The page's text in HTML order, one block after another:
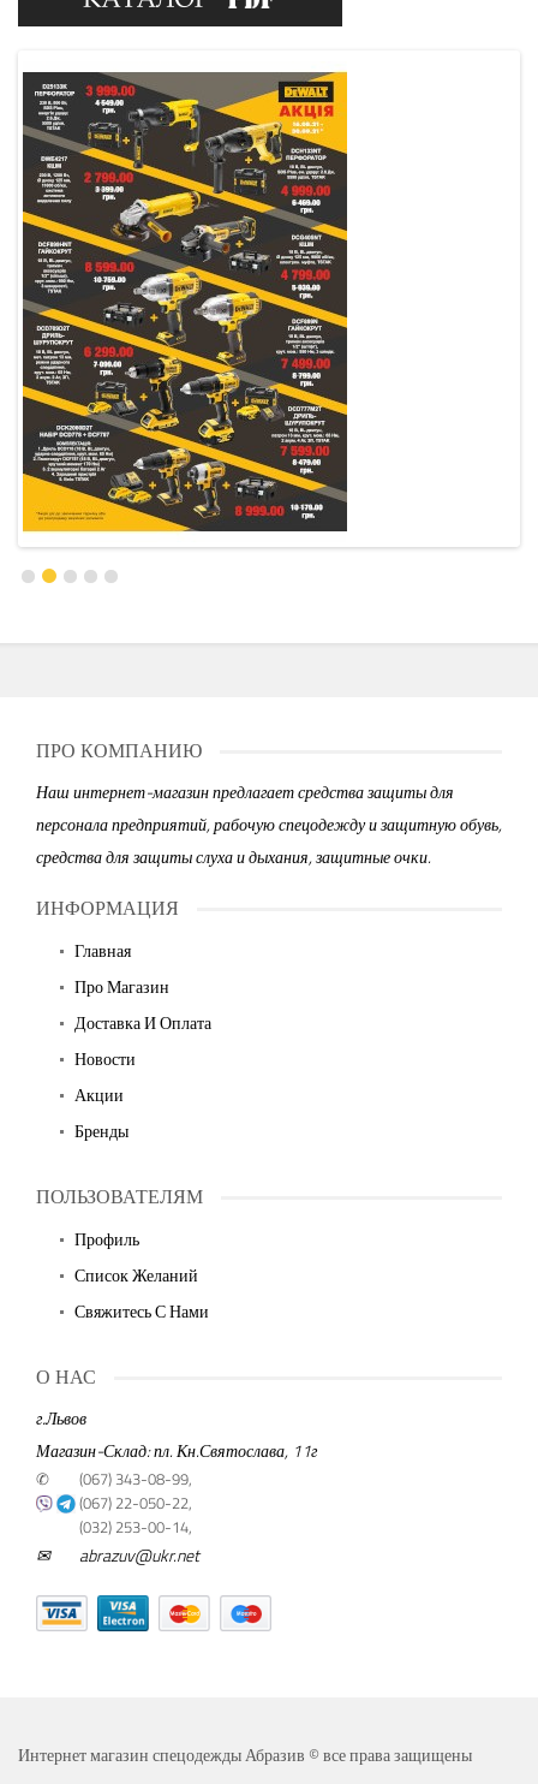
ПРО КОМПАНИЮ
Наш интернет-магазин предлагает средства защиты для
персонала предприятий, рабочую спецодежду и защитную обувь,
средства для защиты слуха и дыхания, защитные очки.
ИНФОРМАЦИЯ
Главная
Про Магазин
Доставка И Оплата
Новости
Акции
Бренды
ПОЛЬЗОВАТЕЛЯМ
Профиль
Список Желаний
Свяжитесь С Нами
О НАС
г.Львов
Магазин-Склад: пл. Кн.Святослава, 11г
✆
(067) 343-08-99,
(067) 22-050-22,
(032) 253-00-14,
✉ abrazuv@ukr.net
Интернет магазин спецодежды Абразив © все права защищены